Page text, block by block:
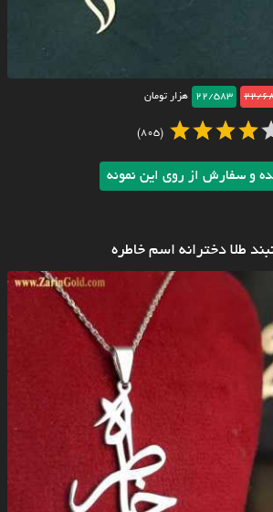
22/
22/583 هزار تومان
(805)
و سفارش از روی این نمونه
طلا دخترانه اسم خاطره